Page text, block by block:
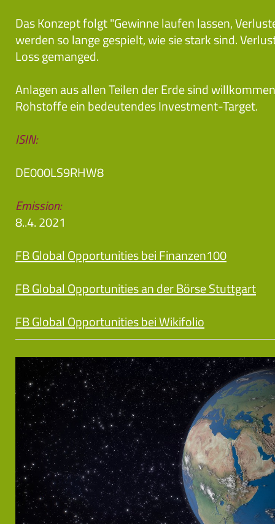
Das Konzept folgt "Gewinne laufen lassen,
werden so lange gespielt, wie sie stark sind.
Loss gemanged.
Anlagen aus allen Teilen der Erde sind
Rohstoffe ein bedeutendes Investment-Target.
ISIN:
DE000LS9RHW8
Emission:
8..4. 2021
FB Global Opportunities bei Finanzen100
FB Global Opportunities an der Börse Stuttgart
FB Global Opportunities bei Wikifolio